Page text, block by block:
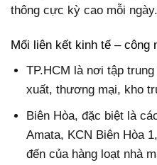
thông cực kỳ cao mỗi ngày.
Mối liên kết kinh tế – công
TP.HCM là nơi tập
xuất, thương mại, kho
Biên Hòa, đặc biệt là
Amata, KCN Biên Hòa
đến của hàng loạt nhà